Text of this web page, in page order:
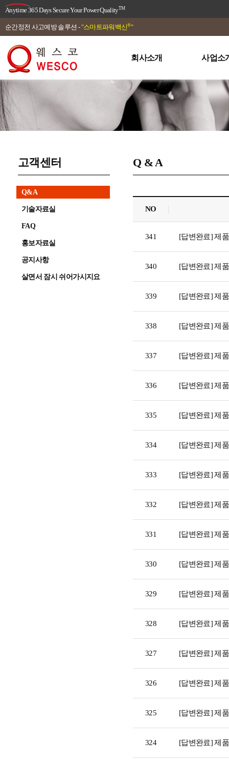
Anytime 365 Days Secure Your Power QualityTM
순간정전 사고예방 솔루션 - "스마트파워백신®"
회사소개 사업소
고객센터
Q&A
기술자료실
FAQ
홍보자료실
공지사항
살면서 잠시 쉬어가시지요
Q & A
NO
341 [답변완료] 제
340 [답변완료] 제
339 [답변완료] 제
338 [답변완료] 제
337 [답변완료] 제
336 [답변완료] 제
335 [답변완료] 제
334 [답변완료] 제
333 [답변완료] 제
332 [답변완료] 제
331 [답변완료] 제
330 [답변완료] 제
329 [답변완료] 제
328 [답변완료] 제
327 [답변완료] 제
326 [답변완료] 제
325 [답변완료] 제
324 [답변완료] 제